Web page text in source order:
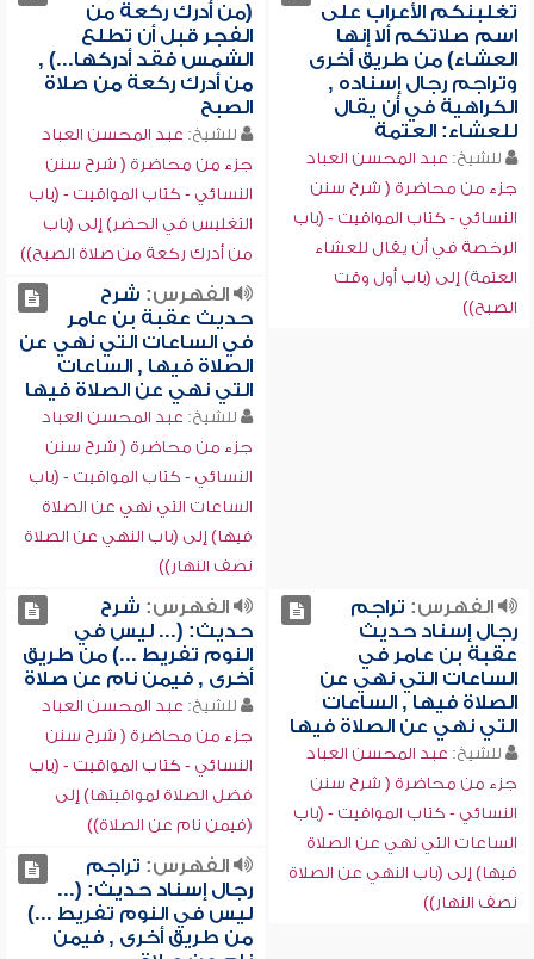
تغلبنكم الأعراب على
اسم صلاتكم ألا إنها
العشاء) من طريق أخرى
وتراجم رجال إسناده ,
الكراهية في أن يقال
للعشاء: العتمة
للشيخ: عبد المحسن العباد
جزء من محاضرة ( شرح سنن
النسائي - كتاب المواقيت - (باب
الرخصة في أن يقال للعشاء
العتمة) إلى (باب أول وقت
الصبح))
(من أدرك ركعة من
الفجر قبل أن تطلع
الشمس فقد أدركها...) ,
من أدرك ركعة من صلاة
الصبح
للشيخ: عبد المحسن العباد
جزء من محاضرة ( شرح سنن
النسائي - كتاب المواقيت - (باب
التغليس في الحضر) إلى (باب
من أدرك ركعة من صلاة الصبح))
الفهرس: شرح
حديث عقبة بن عامر
في الساعات التي نهي عن
الصلاة فيها , الساعات
التي نهي عن الصلاة فيها
للشيخ: عبد المحسن العباد
جزء من محاضرة ( شرح سنن
النسائي - كتاب المواقيت - (باب
الساعات التي نهي عن الصلاة
فيها) إلى (باب النهي عن الصلاة
نصف النهار))
الفهرس: تراجم
رجال إسناد حديث
عقبة بن عامر في
الساعات التي نهي عن
الصلاة فيها , الساعات
التي نهي عن الصلاة فيها
للشيخ: عبد المحسن العباد
جزء من محاضرة ( شرح سنن
النسائي - كتاب المواقيت - (باب
الساعات التي نهي عن الصلاة
فيها) إلى (باب النهي عن الصلاة
نصف النهار))
الفهرس: شرح
حديث: (... ليس في
النوم تفريط ...) من طريق
أخرى , فيمن نام عن صلاة
للشيخ: عبد المحسن العباد
جزء من محاضرة ( شرح سنن
النسائي - كتاب المواقيت - (باب
فضل الصلاة لمواقيتها) إلى
(فيمن نام عن الصلاة))
الفهرس: تراجم
رجال إسناد حديث: (...
ليس في النوم تفريط ...)
من طريق أخرى , فيمن